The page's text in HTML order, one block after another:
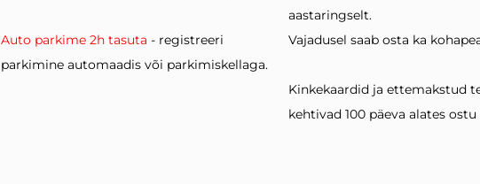
Auto parkime 2h tasuta - registreeri
parkimine automaadis või parkimiskellaga.
aastaringselt.
Vajadusel saab osta ka
Kinkekaardid ja ettemakstud
kehtivad 100 päeva alates